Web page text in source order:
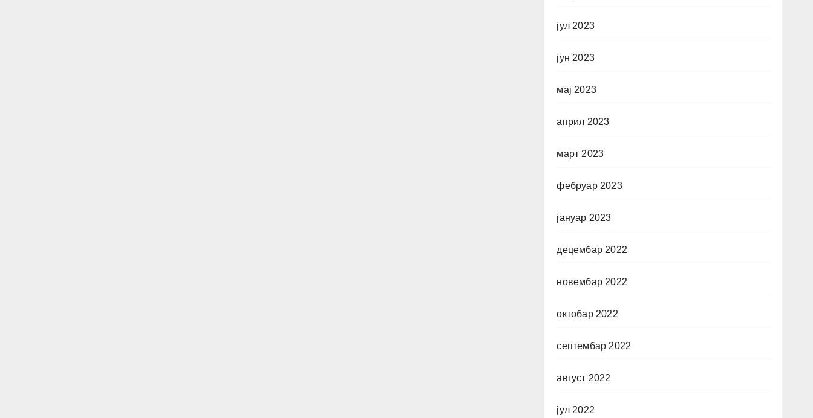
јул 2023
јун 2023
мај 2023
април 2023
март 2023
фебруар 2023
јануар 2023
децембар 2022
новембар 2022
октобар 2022
септембар 2022
август 2022
јул 2022